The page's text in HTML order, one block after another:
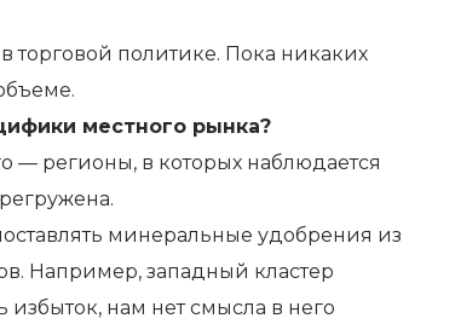
торговой политике. Пока никаких
местного рынка?
— регионы, в которых наблюдается
минеральные удобрения из
Например, западный кластер
нам нет смысла в него